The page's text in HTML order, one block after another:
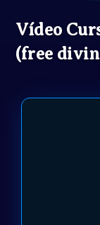
Vídeo
(free